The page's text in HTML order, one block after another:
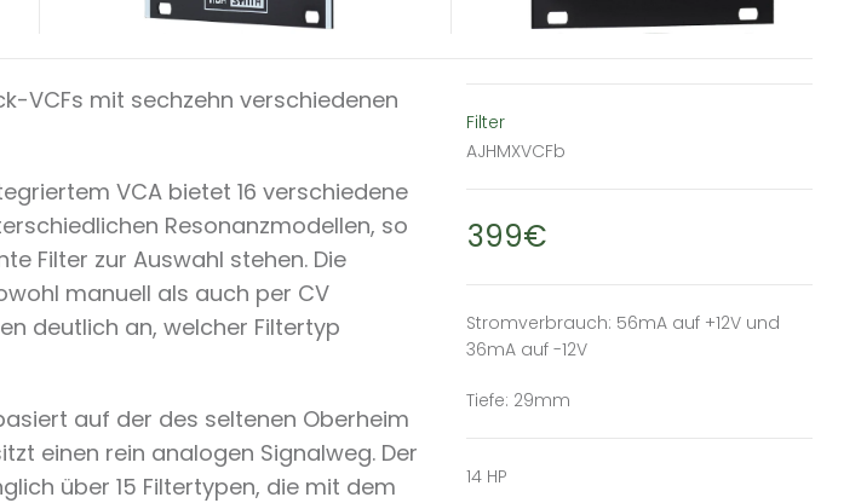
VCFs mit sechzehn verschiedenen
VCA bietet 16 verschiedene
Resonanzmodellen, so
Filter zur Auswahl stehen. Die
manuell als auch per CV
deutlich an, welcher Filtertyp
auf der des seltenen Oberheim
einen rein analogen Signalweg. Der
über 15 Filtertypen, die mit dem
Filter
AJHMXVCFb
399€
Stromverbrauch: 56mA auf +12V und
36mA auf -12V
Tiefe: 29mm
14 HP